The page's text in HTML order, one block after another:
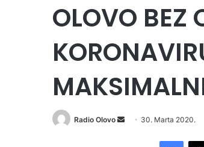
OLOVO BEZ
Radio Olovo
Send 30. Marta 2020.